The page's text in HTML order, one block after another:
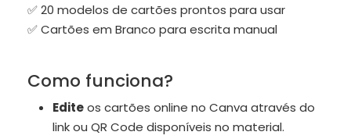
✅ 20 modelos de cartões prontos para usar
✅ Cartões em Branco para escrita manual
Como funciona?
Editeos cartões online no Canva através do
link ou QR Code disponíveis no material.